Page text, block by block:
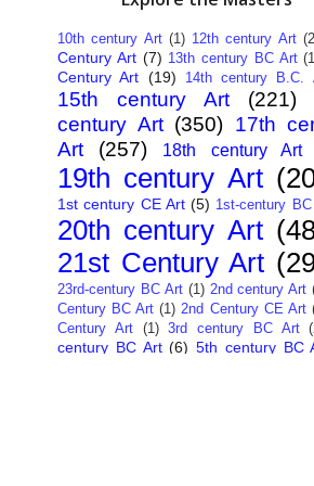
10th century Art (1) 12th century Art
Century Art (7) 13th century BC Art
Century Art (19) 14th century B.C.
15th century Art (221)
century Art (350) 17th
Art
(257) 18th century Art
19th century Art
1st century CE Art (5) 1st-century
20th century Art
21st Century Art
23rd-century BC Art (1) 2nd century Art
Century BC Art (1) 2nd Century CE Art
Century Art
(1) 3rd century BC Art
century BC Art (6) 5th century BC